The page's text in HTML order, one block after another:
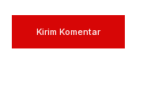
Kirim Komentar